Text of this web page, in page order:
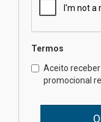
Termos
Aceito
promocional